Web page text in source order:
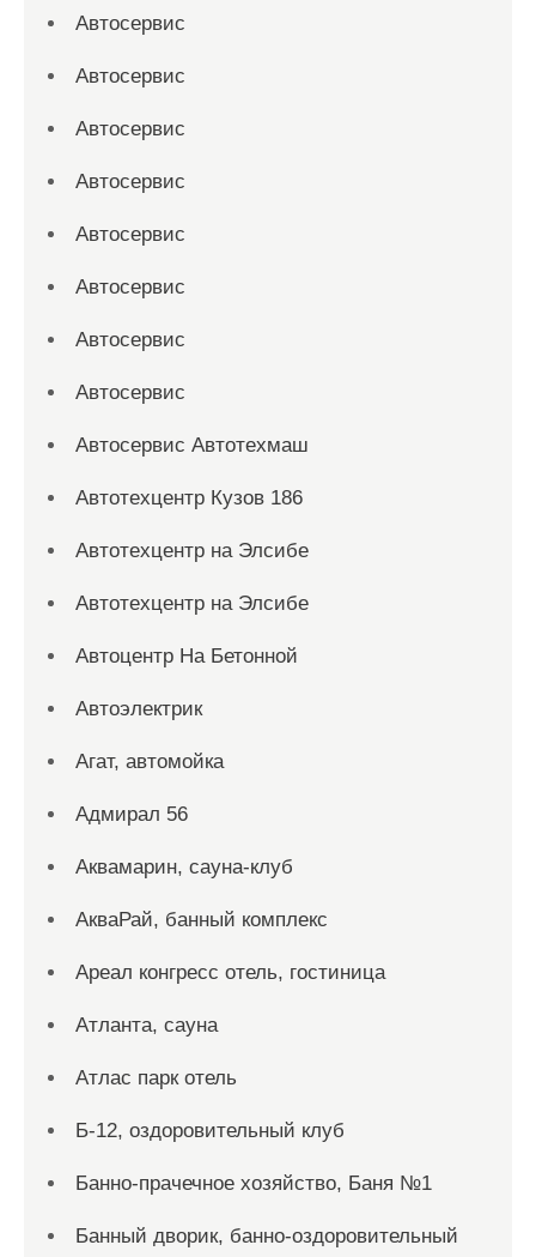
Автосервис
Автосервис
Автосервис
Автосервис
Автосервис
Автосервис
Автосервис
Автосервис
Автосервис Автотехмаш
Автотехцентр Кузов 186
Автотехцентр на Элсибе
Автотехцентр на Элсибе
Автоцентр На Бетонной
Автоэлектрик
Агат, автомойка
Адмирал 56
Аквамарин, сауна-клуб
АкваРай, банный комплекс
Ареал конгресс отель, гостиница
Атланта, сауна
Атлас парк отель
Б-12, оздоровительный клуб
Банно-прачечное хозяйство, Баня №1
Банный дворик, банно-оздоровительный